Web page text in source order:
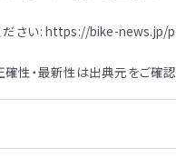
ださい: https://bike-
性・最新性は出典元をご確認